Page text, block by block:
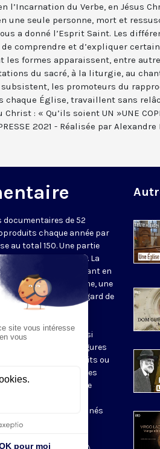
l’Incarnation du Verbe, en Jésus
une seule personne, mort et
a donné l’Esprit Saint. Les
comprendre et d’expliquer
les formes apparaissent, entre
du sacré, à la liturgie, au
les promoteurs du
chaque Église, travaillent sans
: « Qu’ils soient UN »UNE
2021 - Réalisée par
documentaires de 52
chaque année par
au total 150. Une partie
sur Internet. La
des documents mettant en
chrétienne de l'homme, une
de société au regard de
de l'Église, une
sont aussi
des grandes figures
à travers des portraits ou
partir à la rencontre des
à travers le
sont régulièrement
la presse et sélectionnés